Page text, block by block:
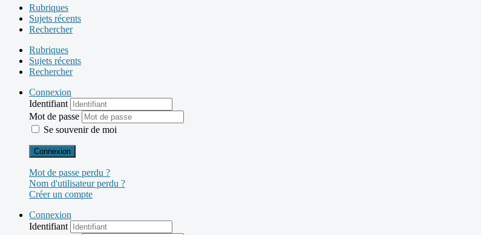
Rubriques
Sujets récents
Rechercher
Rubriques
Sujets récents
Rechercher
Connexion
Identifiant
Mot de passe
Se souvenir de moi
Connexion
Mot de passe perdu ?
Nom d'utilisateur perdu ?
Créer un compte
Connexion
Identifiant